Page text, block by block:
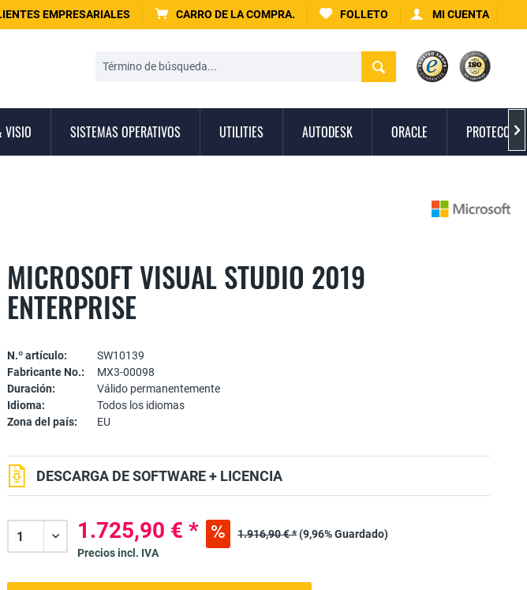
EMPRESARIALES CARRO DE LA COMPRA. FOLLETO MI CUENTA
VISIO SISTEMAS OPERATIVOS UTILITIES AUTODESK ORACLE 
MICROSOFT VISUAL STUDIO 2019
ENTERPRISE
N.º artículo:
SW10139
Fabricante No.:
MX3-00098
Duración:
Válido permanentemente
Idioma:
Todos los idiomas
Zona del país:
EU
DESCARGA DE SOFTWARE + LICENCIA
1.725,90 € * 1.916,90 € *(9,96% Guardado)
Precios incl. IVA